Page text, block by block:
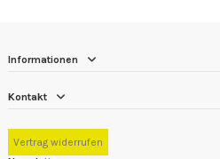
Informationen
Kontakt
Vertrag widerrufen